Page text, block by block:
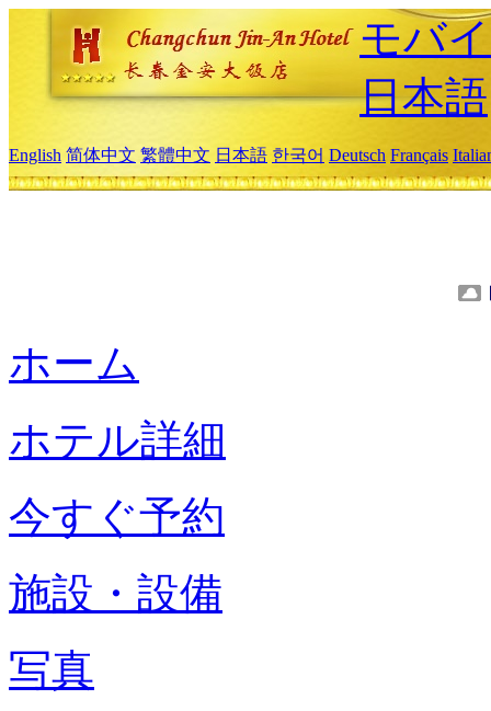
モバ
日本語
English 简体中文 繁體中文 日本語 한국어 Deutsch Français
ホーム
ホテル詳細
今すぐ予約
施設・設備
写真